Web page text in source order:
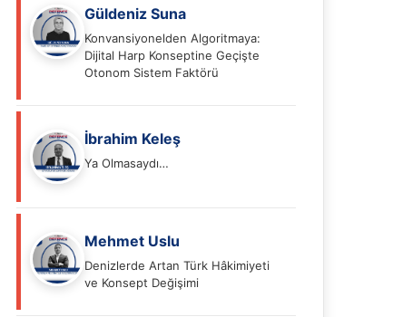
Güldeniz Suna
Konvansiyonelden Algoritmaya:
Dijital Harp Konseptine Geçişte
Otonom Sistem Faktörü
İbrahim Keleş
Ya Olmasaydı…
Mehmet Uslu
Denizlerde Artan Türk Hâkimiyeti
ve Konsept Değişimi